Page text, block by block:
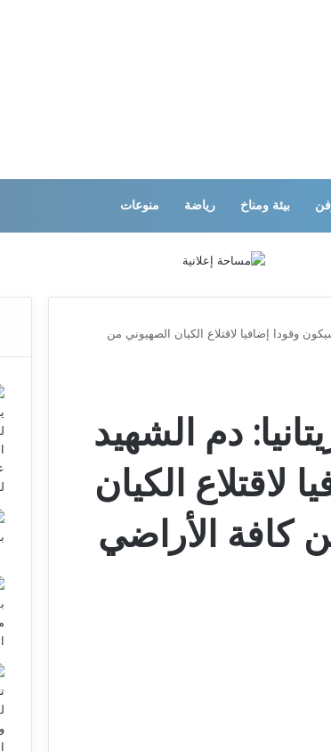
بيئة ومناخ رياضة منوعات
وقودا إضافيا لاقتلاع الكيان الصهيوني من
دم الشهيد
لاقتلاع الكيان
كافة الأراضي